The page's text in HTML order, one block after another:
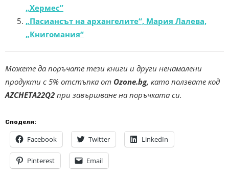
„Хермес”
„Пасиансът на архангелите“, Мария Лалева,
„Книгомания“
Можете да поръчате тези книги и други ненамалени
продукти с 5% отстъпка от Ozone.bg, като ползвате код
AZCHETA22Q2 при завършване на поръчката си.
Сподели:
Facebook Twitter LinkedIn
Pinterest Email